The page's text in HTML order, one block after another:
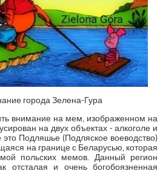
города Зелена-Гура
внимание на мем, изображенном на
на двух объектах - алкоголе и
Подляшье (Подляское воеводство)
на границе с Беларусью, которая
польских мемов. Данный регион
отсталая и очень богобоязненная